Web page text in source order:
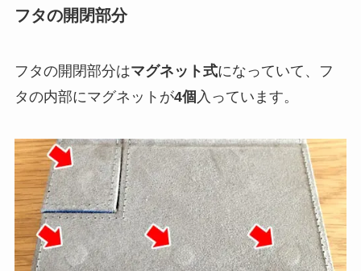
フタの開閉部分
フタの開閉部分はマグネット式になっていて、フ
タの内部にマグネットが4個 入っています。